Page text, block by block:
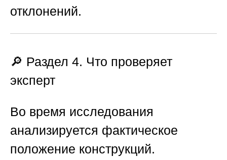
отклонений.
🔎 Раздел 4. Что проверяет
эксперт
Во время исследования
анализируется фактическое
положение конструкций.